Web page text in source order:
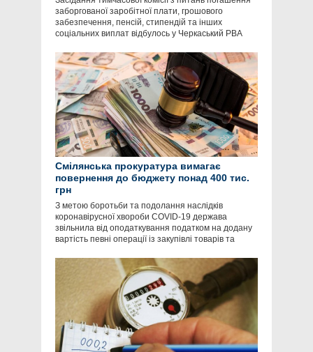
заборгованої заробітної плати, грошового
забезпечення, пенсій, стипендій та інших
соціальних виплат відбулось у Черкаський РВА
Смілянська прокуратура вимагає
повернення до бюджету понад 400 тис.
грн
З метою боротьби та подолання наслідків
коронавірусної хвороби COVID-19 держава
звільнила від оподаткування податком на додану
вартість певні операції із закупівлі товарів та